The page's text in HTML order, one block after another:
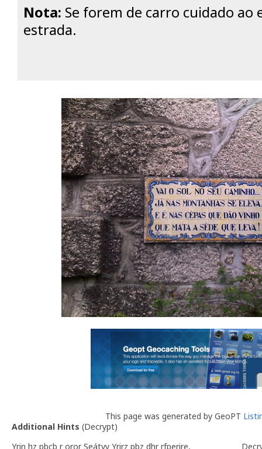
Nota: Se forem de carro cuidado ao
estrada.
This page was generated by GeoPT
Additional Hints (Decrypt)
Yrin hz pbcb r oror Seátvy Yrirz pbz dhr rfperire,